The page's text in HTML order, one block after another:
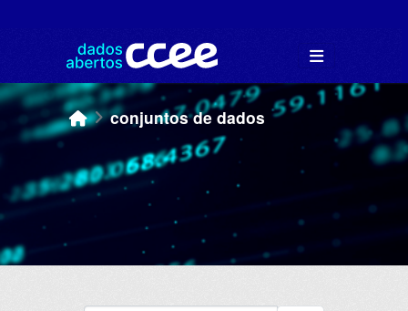
conjuntos de dados